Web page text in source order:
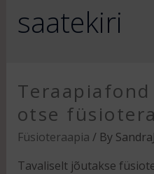
saatekiri
otse
Füsioteraapia / By
Tavaliselt jõutakse